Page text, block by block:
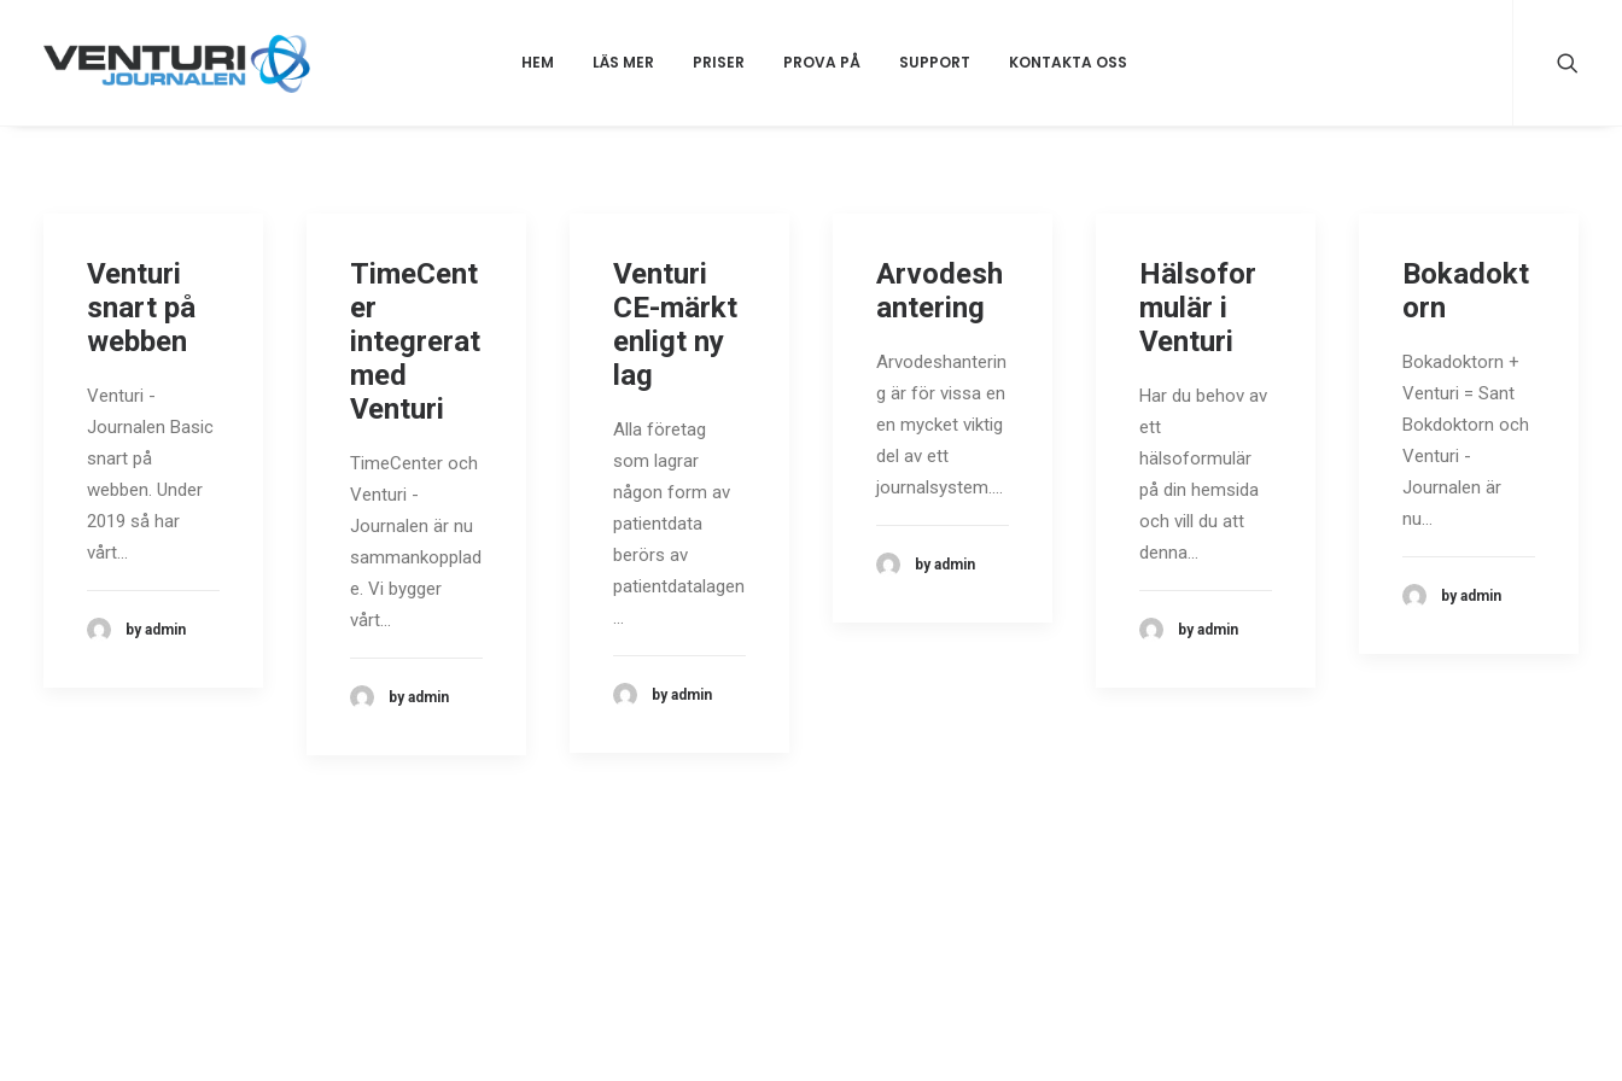
HEM LÄS MER PRISER PROVA PÅ SUPPORT KONTAKTA OSS
Venturi
snart på
webben
Venturi -
Journalen Basic
snart på
webben. Under
2019 så har
vårt…
by admin
TimeCent
er
integrerat
med
Venturi
TimeCenter och
Venturi -
Journalen är nu
sammankopplad
e. Vi bygger
vårt…
by admin
Venturi
CE-märkt
enligt ny
lag
Alla företag
som lagrar
någon form av
patientdata
berörs av
patientdatalagen
…
by admin
Arvodesh
antering
Arvodeshanterin
g är för vissa en
en mycket viktig
del av ett
journalsystem.…
by admin
Hälsofor
mulär i
Venturi
Har du behov av
ett
hälsoformulär
på din hemsida
och vill du att
denna…
by admin
Bokadokt
orn
Bokadoktorn +
Venturi = Sant
Bokdoktorn och
Venturi -
Journalen är
nu…
by admin